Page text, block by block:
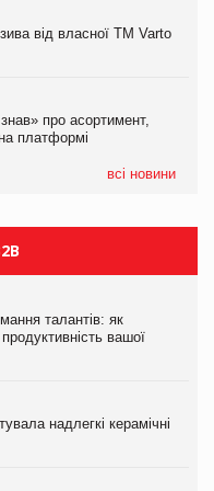
від власної ТМ Varto
про асортимент,
платформі
всі новини
з’явилися паучі
магазинів
талантів: як
вашої
надлегкі керамічні